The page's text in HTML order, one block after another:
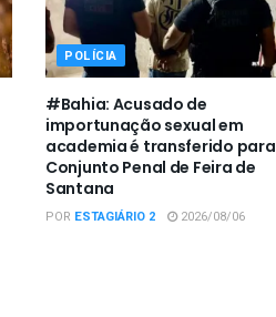
POLÍCIA
#Bahia: Acusado de
importunação sexual em
academia é transferido para
Conjunto Penal de Feira de
Santana
POR ESTAGIÁRIO 2 2026/08/06